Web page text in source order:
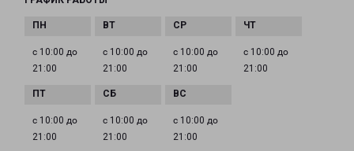
с 10:00 до
21:00
с 10:00 до
21:00
с 10:00 до
21:00
с 10:00 до
21:00
с 10:00 до
21:00
с 10:00 до
21:00
с 10:00 до
21:00